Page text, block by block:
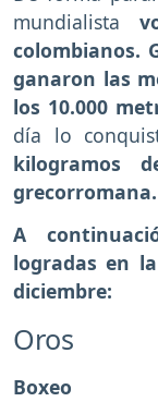
mundialista
colombianos.
ganaron las
los 10.000
día lo
kilogramos
grecorromana.
A
logradas en
diciembre:
Oros
Boxeo